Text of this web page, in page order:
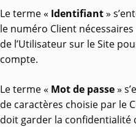
Le terme « Identifiant»
le numéro Client
de l’Utilisateur sur le Site
compte.
Le terme « Mot de passe»
de caractères choisie par le
doit garder la confidentialité